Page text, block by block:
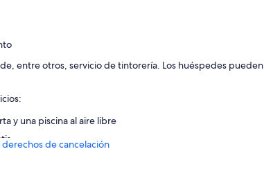
entre otros, servicio de tintorería. Los huéspedes
y una piscina al aire libre
de cancelación